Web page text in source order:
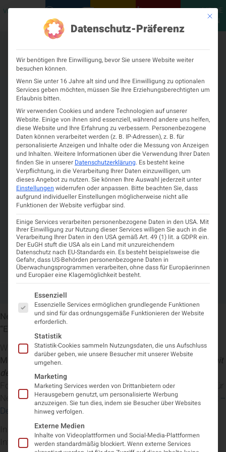
VERANSTALTUNGENPODCASTS NEUROLOGISCH KONTAKT
MEINE
ÖGN
Neues eLearning: Multiple
Sklerose – Grundlagen der
“Erkrankung mit den 1.000
Gesichtern”
Mai 21, 2024
Neues eLearning: Multiple Sklerose – Grundlagen der
“Erkrankung mit den 1.000 Gesichtern”
Wir freuen uns, Ihnen das neue DFP-approbierteeLearning
Modul
Multiple Sklerose – Grundlagen der “Erkrankung mit
den 1.000 Gesichtern”
Fortbildung wurde von der Österreichischen Gesellschaft für
Neurologie (ÖGN) in Zusammenarbeit mitvielgesundheit.at –
Der digitale Gesundheitscampus
In diesem eLearning werden die grundlegenden
Informationen zu Multipler Sklerose vermittelt. Es beginnt
Mit
Datenschutz-Präferenz
Wir benötigen Ihre Einwilligung, bevor Sie unsere Website weiter
besuchen können.
Wenn Sie unter 16 Jahre alt sind und Ihre Einwilligung zu optionalen
Services geben möchten, müssen Sie Ihre Erziehungsberechtigten um
Erlaubnis bitten.
Wir verwenden Cookies und andere Technologien auf unserer
Website. Einige von ihnen sind essenziell, während andere uns helfen,
diese Website und Ihre Erfahrung zu verbessern. Personenbezogene
Daten können verarbeitet werden (z. B. IP-Adressen), z. B. für
personalisierte Anzeigen und Inhalte oder die Messung von Anzeigen
und Inhalten.Weitere Informationen über die Verwendung Ihrer Daten
finden Sie in unserer Datenschutzerklärung. Es besteht keine
Verpflichtung, in die Verarbeitung Ihrer Daten einzuwilligen, um
dieses Angebot zu nutzen.Sie können Ihre Auswahl jederzeit unter
Einstellungen widerrufen oder anpassen. Bitte beachten Sie, dass
aufgrund individueller Einstellungen möglicherweise nicht alle
Funktionen der Website verfügbar sind.
Einige Services verarbeiten personenbezogene Daten in den USA. Mit
Ihrer Einwilligung zur Nutzung dieser Services willigen Sie auch in die
Verarbeitung Ihrer Daten in den USA gemäß Art. 49 (1) lit. a GDPR ein.
Der EuGH stuft die USA als ein Land mit unzureichendem
Datenschutz nach EU-Standards ein. Es besteht beispielsweise die
Gefahr, dass US-Behörden personenbezogene Daten in
Überwachungsprogrammen verarbeiten, ohne dass für Europäerinnen
und Europäer eine Klagemöglichkeit besteht.
Es folgt eine Liste der Service-Gruppen, für die eine
Essenziell
Essenzielle Services ermöglichen grundlegende Funktionen
und sind für das ordnungsgemäße Funktionieren der Website
erforderlich.
Statistik
Statistik-Cookies sammeln Nutzungsdaten, die uns Aufschluss
darüber geben, wie unsere Besucher mit unserer Website
umgehen.
Marketing
Marketing Services werden von Drittanbietern oder
Herausgebern genutzt, um personalisierte Werbung
anzuzeigen. Sie tun dies, indem sie Besucher über Websites
hinweg verfolgen.
Externe Medien
Inhalte von Videoplattformen und Social-Media-Plattformen
werden standardmäßig blockiert. Wenn externe Services